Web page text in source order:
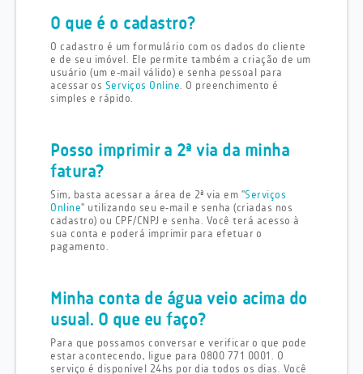
O que é o cadastro?
O cadastro é um formulário com os dados do cliente
e de seu imóvel. Ele permite também a criação de um
usuário (um e-mail válido) e senha pessoal para
acessar os Serviços Online. O preenchimento é
simples e rápido.
Posso imprimir a 2ª via da minha
fatura?
Sim, basta acessar a área de 2ª via em "Serviços
Online" utilizando seu e-mail e senha (criadas nos
cadastro) ou CPF/CNPJ e senha. Você terá acesso à
sua conta e poderá imprimir para efetuar o
pagamento.
Minha conta de água veio acima do
usual. O que eu faço?
Para que possamos conversar e verificar o que pode
estar acontecendo, ligue para 0800 771 0001. O
serviço é disponível 24hs por dia todos os dias. Você